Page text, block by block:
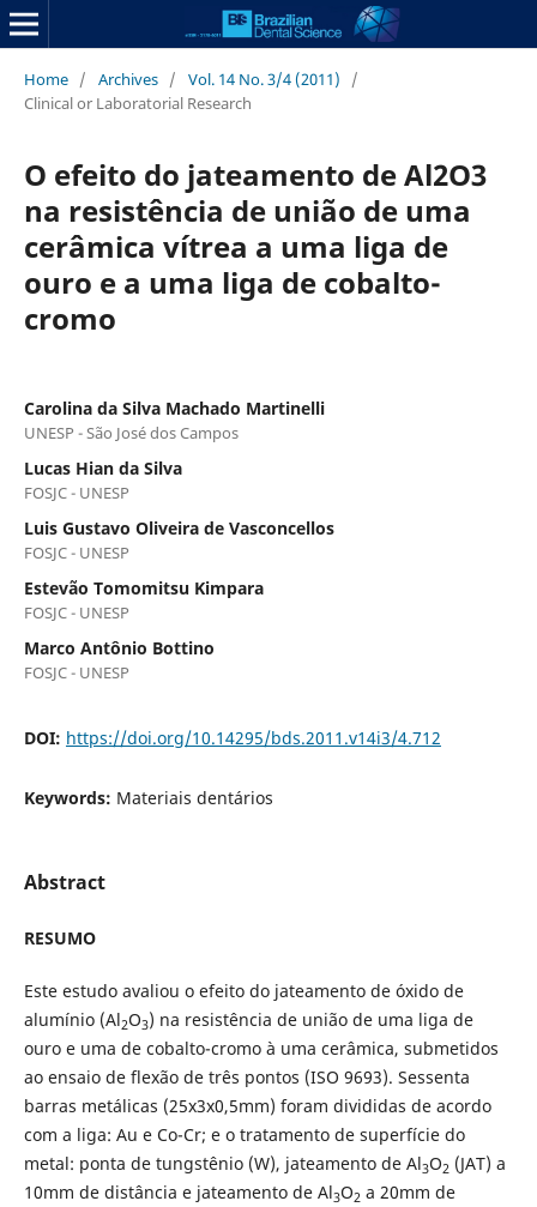
Home / Archives / Vol. 14 No. 3/4 (2011)
/
Clinical or Laboratorial Research
O efeito do jateamento de Al2O3
na resistência de união de uma
cerâmica vítrea a uma liga de
ouro e a uma liga de cobalto-
cromo
Carolina da Silva Machado Martinelli
UNESP - São José dos Campos
Lucas Hian da Silva
FOSJC - UNESP
Luis Gustavo Oliveira de Vasconcellos
FOSJC - UNESP
Estevão Tomomitsu Kimpara
FOSJC - UNESP
Marco Antônio Bottino
FOSJC - UNESP
DOI: https://doi.org/10.14295/bds.2011.v14i3/4.712
Keywords: Materiais dentários
Abstract
RESUMO
Este estudo avaliou o efeito do jateamento de óxido de
alumínio (Al2O3) na resistência de união de uma liga de
ouro e uma de cobalto-cromo à uma cerâmica, submetidos
ao ensaio de flexão de três pontos (ISO 9693). Sessenta
barras metálicas (25x3x0,5mm) foram divididas de acordo
com a liga: Au e Co-Cr; e o tratamento de superfície do
metal: ponta de tungstênio (W), jateamento de Al3O2 (JAT) a
10mm de distância e jateamento de Al3O2 a 20mm de